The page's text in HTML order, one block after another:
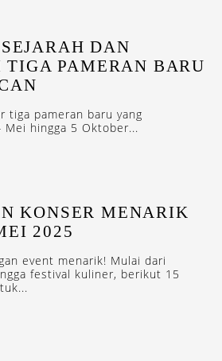
DAN
PAMERAN BARU
tiga pameran baru yang
hingga 5 Oktober...
KONSER MENARIK
2025
event menarik! Mulai dari
festival kuliner, berikut 15